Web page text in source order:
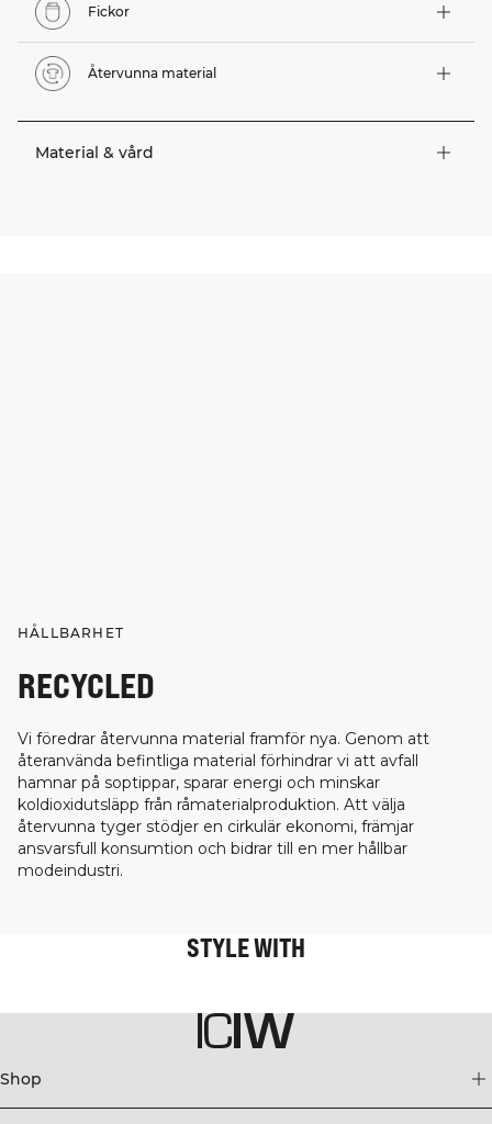
Fickor
Återvunna material
Material & vård
HÅLLBARHET
RECYCLED
Vi föredrar återvunna material framför nya. Genom att
återanvända befintliga material förhindrar vi att avfall
hamnar på soptippar, sparar energi och minskar
koldioxidutsläpp från råmaterialproduktion. Att välja
återvunna tyger stödjer en cirkulär ekonomi, främjar
ansvarsfull konsumtion och bidrar till en mer hållbar
modeindustri.
STYLE WITH
Shop